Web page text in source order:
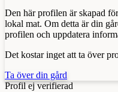
Den här profilen är skapad
lokal mat. Om detta är din
profilen och uppdatera
Det kostar inget att ta över
Ta över din gård
Profil ej verifierad